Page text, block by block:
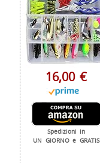
16,00 €
Spedizioni in
UN GIORNO e GRATIS